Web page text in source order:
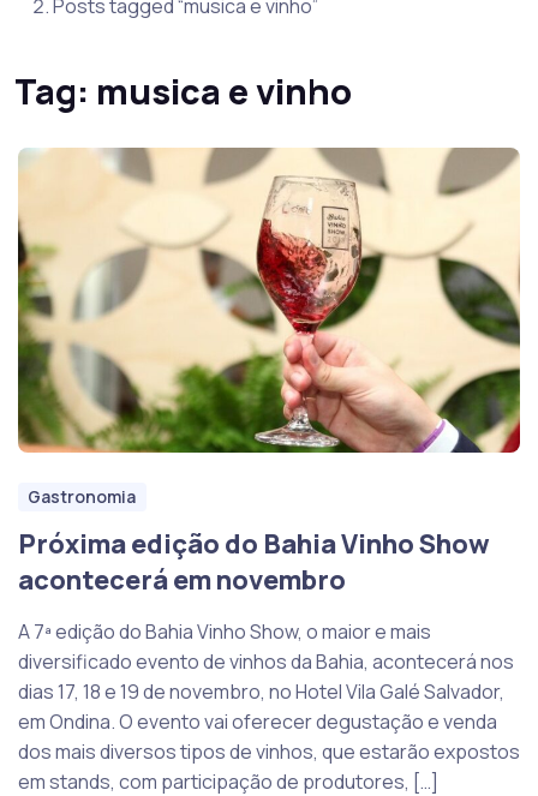
Posts tagged “musica e vinho”
Tag: musica e vinho
Gastronomia
Próxima edição do Bahia Vinho Show
acontecerá em novembro
A 7ª edição do Bahia Vinho Show, o maior e mais
diversificado evento de vinhos da Bahia, acontecerá nos
dias 17, 18 e 19 de novembro, no Hotel Vila Galé Salvador,
em Ondina. O evento vai oferecer degustação e venda
dos mais diversos tipos de vinhos, que estarão expostos
em stands, com participação de produtores, […]